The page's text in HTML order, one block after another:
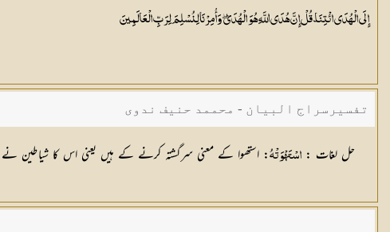
إِلَى الْهُدَى ائْتِنَا ۗ قُلْ إِنَّ هُدَى اللَّهِ هُوَ الْهُدَىٰ ۖ وَأُمِرْنَا لِنُسْلِمَ لِرَبِّالْعَالَمِينَ
تفسیرسراج البیان - محممد حنیف ندوی
حل لغات : اسْتَهْوَتْهُ: استھوا کے معنی سرگشتہ کرنے کے ہیں یعنی اس کا شیاطین